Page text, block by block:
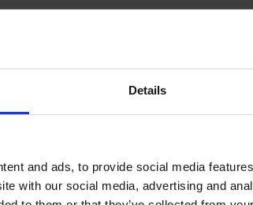
Details
and ads, to provide social media
with our social media, advertising and